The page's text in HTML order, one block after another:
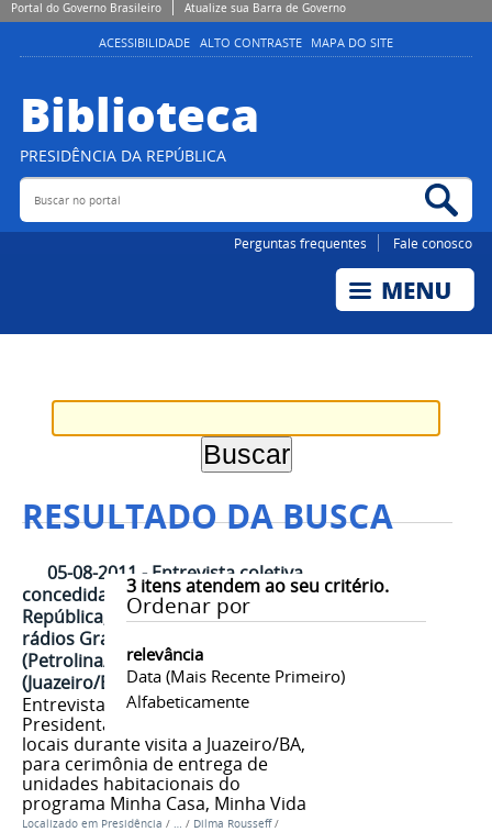
Portal do Governo Brasileiro Atualize sua Barra de Governo
ACESSIBILIDADE ALTO CONTRASTE MAPA DO SITE
Biblioteca
PRESIDÊNCIA DA REPÚBLICA
Buscar no portal
Perguntas frequentes Fale conosco
RESULTADO DA BUSCA
3itens atendem ao seu critério.
Ordenar por
relevância
Data (mais Recente Primeiro)
Alfabeticamente
05-08-2011 - Entrevista coletiva
concedida pela Presidenta da
República, Dilma Rousseff, às
rádios Grande Rio AM
(Petrolina/PE) e Juazeiro AM
(Juazeiro/BA)
Entrevista coletiva concedida pela
Presidenta Dilma para rádios
locais durante visita a Juazeiro/BA,
para cerimônia de entrega de
unidades habitacionais do
programa Minha Casa, Minha Vida
Localizado em Presidência / … / Dilma Rousseff /